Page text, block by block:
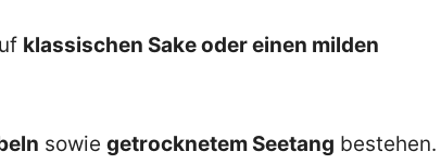
klassischen Sake oder einen milden
sowie getrocknetem Seetang bestehen.